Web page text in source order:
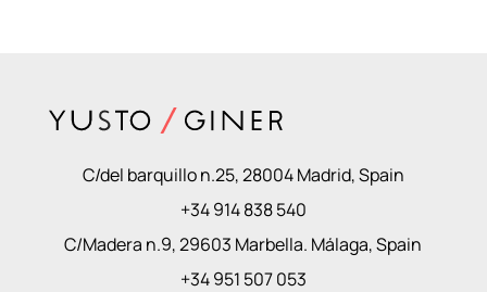
C/del barquillo n.25, 28004 Madrid, Spain
+34 914 838 540
C/Madera n.9, 29603 Marbella. Málaga, Spain
+34 951 507 053